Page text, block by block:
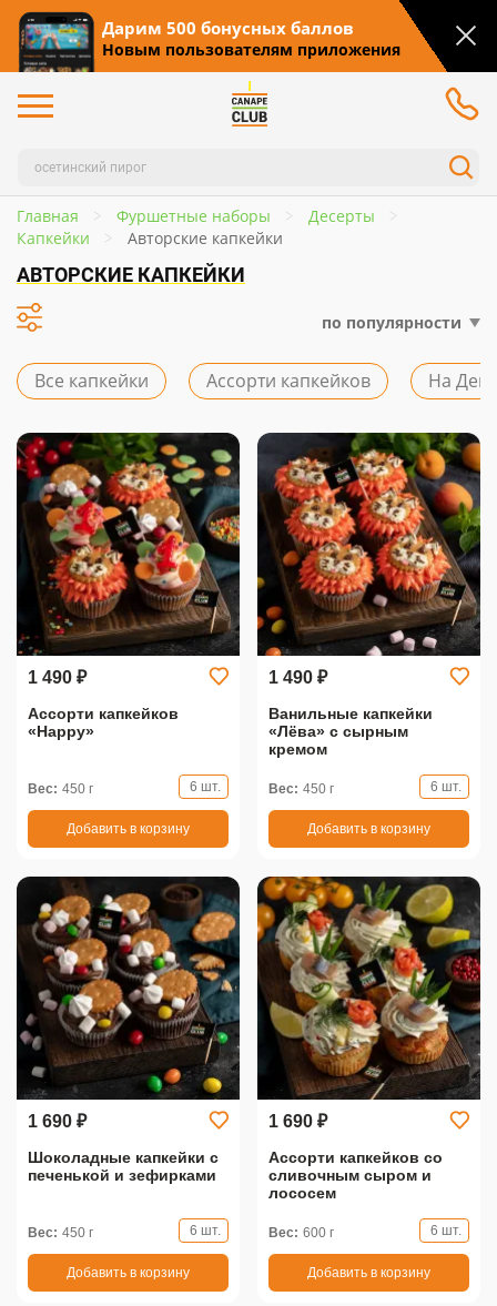
Дарим 500 бонусных баллов
Новым пользователям приложения
Главная Фуршетные наборы
Десерты
Капкейки
Авторские капкейки
АВТОРСКИЕ КАПКЕЙКИ
по популярности
Все капкейки Ассорти капкейков На
1 490 ₽
Ассорти капкейков
«Happy»
Вес: 450 г 6 шт.
Добавить в корзину
1 490 ₽
Ванильные капкейки
«Лёва» с сырным
кремом
Вес: 450 г 6 шт.
Добавить в корзину
1 690 ₽
Шоколадные капкейки с
печенькой и зефирками
Вес: 450 г 6 шт.
Добавить в корзину
1 690 ₽
Ассорти капкейков со
сливочным сыром и
лососем
Вес: 600 г 6 шт.
Добавить в корзину